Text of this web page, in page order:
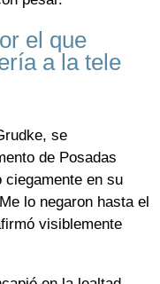
el que
a la tele
se
de Posadas
ciegamente en su
lo negaron hasta el
visiblemente